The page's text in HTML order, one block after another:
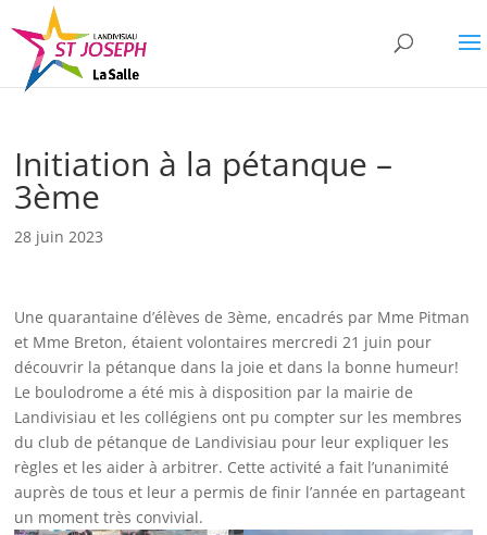
Initiation à la pétanque –
3ème
28 juin 2023
Une quarantaine d’élèves de 3ème, encadrés par Mme Pitman
et Mme Breton, étaient volontaires mercredi 21 juin pour
découvrir la pétanque dans la joie et dans la bonne humeur!
Le boulodrome a été mis à disposition par la mairie de
Landivisiau et les collégiens ont pu compter sur les membres
du club de pétanque de Landivisiau pour leur expliquer les
règles et les aider à arbitrer. Cette activité a fait l’unanimité
auprès de tous et leur a permis de finir l’année en partageant
un moment très convivial.